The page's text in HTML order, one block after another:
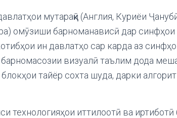
мутараққӣ (Англия, Куриёи
омӯзиши барноманависӣ дар синфҳои
ин давлатҳо сар карда аз
визуалӣ таълим дода
тайёр сохта шуда, дарки
технологияҳои иттилоотӣ ва иртиботӣ